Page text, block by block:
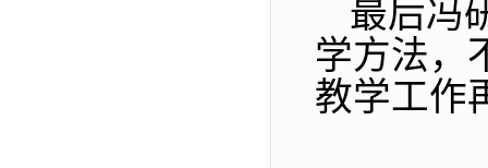
最后冯
学方法，
教学工作